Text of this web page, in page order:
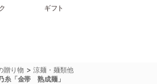
ギフト
贈り物 >涼麺・麺類他
糸「金帯 熟成麺」